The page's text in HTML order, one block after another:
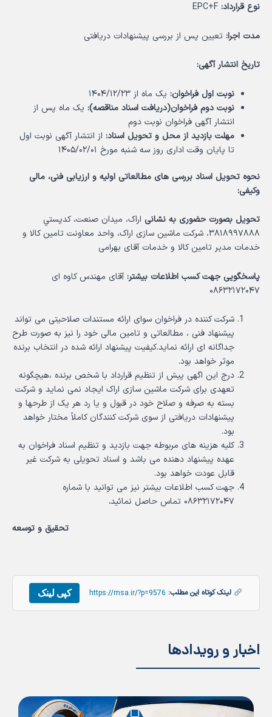
نوع قرارداد: EPC+F
مدت اجرا: تعیین پس از بررسی پیشنهادات دریافتی
تاریخ انتشار آگهی:
نوبت اول فراخوان: یک ماه از ۱۴۰۴/۱۲/۲۳
نوبت دوم فراخوان(دریافت اسناد مناقصه): یک ماه پس از
انتشار آگهی فراخوان نوبت دوم
مهلت بازدید از محل و تحویل اسناد: از انتشار آگهی نوبت اول
تا پایان وقت اداری روز سه شنبه مورخ ۱۴۰۵/۰۲/۰۱
نحوه تحویل اسناد بررسی های مطالعاتی اولیه و ارزیابی فنی، مالی
وکیفی:
تحویل بصورت حضوری به نشانی اراک، میدان صنعت، كدپستي
۳۸۱۸۹۹۷۸۸۸، شرکت ماشین سازی اراک، واحد معاونت تامین کالا و
خدمات مدیر تامین کالا و خدمات آقای بهرامی
پاسخگویی جهت کسب اطلاعات بیشتر: آقای مهندس کاوه ای
۰۸۶۳۲۱۷۲۰۴۷
شرکت کننده در فراخوان سوای ارائه مستندات صلاحیتی می تواند
پیشنهاد فنی ، مطالعاتی و تامین مالی خود را نیز به صورت طرح
جداگانه ای ارائه نماید.کیفیت پیشنهاد ارائه شده در انتخاب برنده
موثر خواهد بود.
درج این اگهی پیش از تنظیم قرارداد با شخص برنده ،هیچگونه
تعهدی برای شرکت ماشین سازی اراک ایجاد نمی­ نماید و شرکت
بسته به صرفه و صلاح خود در قبول و یا رد هر یک از طرحها و
پیشنهادات دریافتی از سوی شرکت کنندگان کاملاً مختار خواهد
بود.
کلیه هزینه های مربوطه جهت بازدید و تنظیم اسناد فراخوان به
عهده پیشنهاد دهنده می­ باشد و اسناد تحویلی به شرکت غیر
قابل عودت خواهد بود.
جهت کسب اطلاعات بیشتر نیز می توانید با شماره
۰۸۶۳۲۱۷۲۰۴۷ تماس حاصل نمائید
.
تحقیق و توسعه
لینک کوتاه این مطلب: https://msa.ir/?p=9576 کپی لینک
اخبار و رویدادها